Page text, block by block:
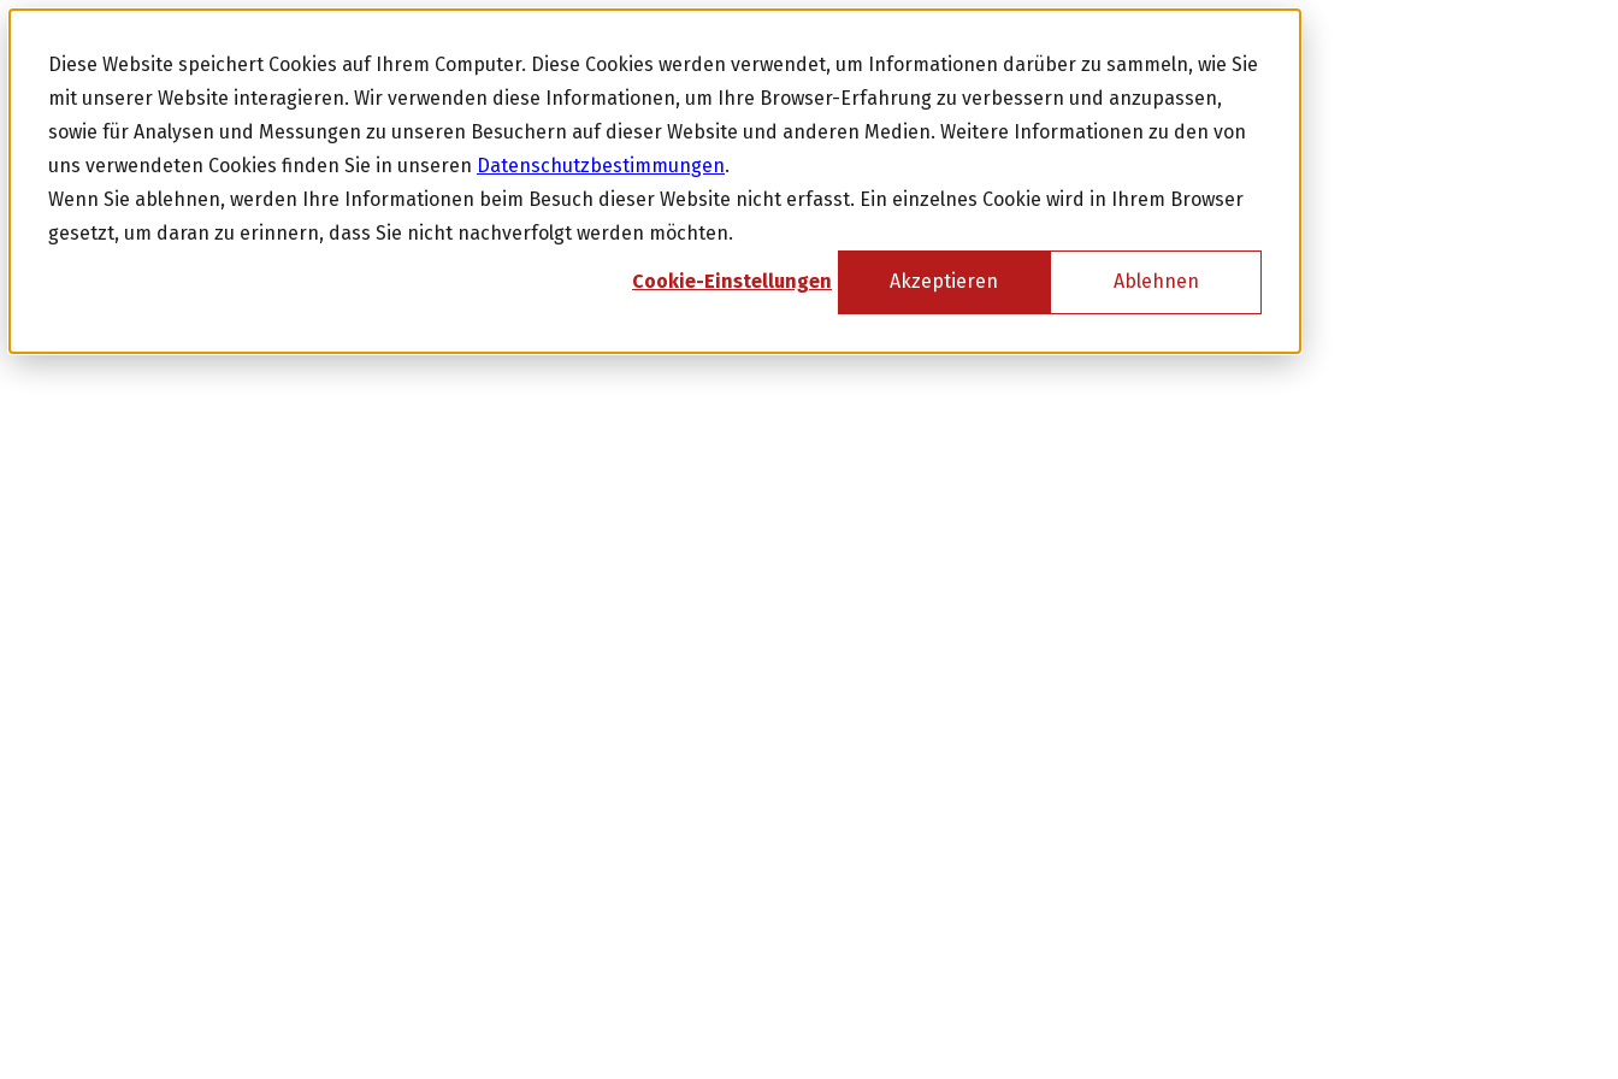
Diese Website speichert Cookies auf Ihrem Computer. Diese Cookies werden verwendet, um Informationen darüber zu sammeln, wie Sie
mit unserer Website interagieren. Wir verwenden diese Informationen, um Ihre Browser-Erfahrung zu verbessern und anzupassen,
sowie für Analysen und Messungen zu unseren Besuchern auf dieser Website und anderen Medien. Weitere Informationen zu den von
uns verwendeten Cookies finden Sie in unseren Datenschutzbestimmungen.
Wenn Sie ablehnen, werden Ihre Informationen beim Besuch dieser Website nicht erfasst. Ein einzelnes Cookie wird in Ihrem Browser
gesetzt, um daran zu erinnern, dass Sie nicht nachverfolgt werden möchten.
Cookie-Einstellungen Akzeptieren Ablehnen